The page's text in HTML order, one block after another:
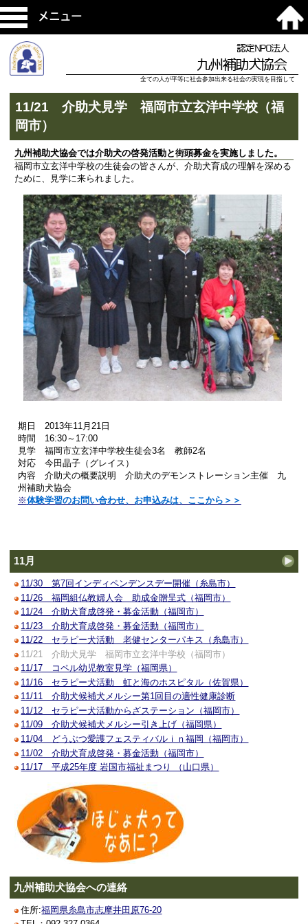
メニュー
認定NPO法人
九州補助犬協会
全ての人が平等に社会参加出来る社会の実現を目指して
11/21 介助犬見学 福岡市立玄洋中学校（福
岡市）
九州補助犬協会では介助犬の啓発活動と街頭募金を実施しました。
福岡市立玄洋中学校の生徒会の皆さんが、介助犬育成の理解を深める
ために、見学に来られました。
期日 2013年11月21日
時間 16:30～17:00
見学 福岡市立玄洋中学校生徒会3名 教師2名
対応 今田晶子（グレイス）
内容 介助犬の概要説明 介助犬のデモンストレーション主催 九
州補助犬協会
※体験学習のお問い合わせ、お申込みは、ここから＞＞
11月
11/30 第7回インディペンデンスデー開催（糸島市）
11/26 福岡組仏教婦人会 助成金贈呈式（福岡市）
11/24 介助犬育成啓発・募金活動（福岡市）
11/23 介助犬育成啓発・募金活動（福岡市）
11/22 セラピー犬活動 老健センターパキス（糸島市）
11/21 介助犬見学 福岡市立玄洋中学校（福岡市）
11/17 コペル幼児教室見学（福岡県）
11/16 セラピー犬活動 虹と海のホスピタル（佐賀県）
11/11 介助犬候補犬メルシー第1回目の適性健康診断
11/12 セラピー犬活動からざステーション（福岡市）
11/09 介助犬候補犬メルシー引き上げ（福岡県）
11/04 どうぶつ愛護フェスティバルｉｎ福岡（福岡市）
11/02 介助犬育成啓発・募金活動（福岡市）
11/17 平成25年度 岩国市福祉まつり （山口県）
九州補助犬協会への連絡
住所:福岡県糸島市志摩井田原76-20